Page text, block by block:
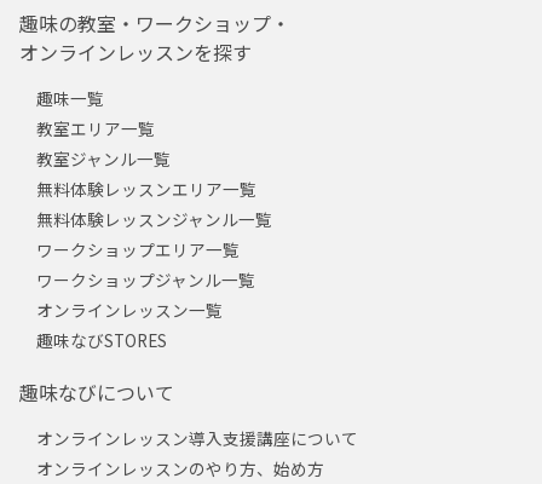
趣味の教室・ワークショップ・
オンラインレッスンを探す
趣味一覧
教室エリア一覧
教室ジャンル一覧
無料体験レッスンエリア一覧
無料体験レッスンジャンル一覧
ワークショップエリア一覧
ワークショップジャンル一覧
オンラインレッスン一覧
趣味なびSTORES
趣味なびについて
オンラインレッスン導入支援講座について
オンラインレッスンのやり方、始め方